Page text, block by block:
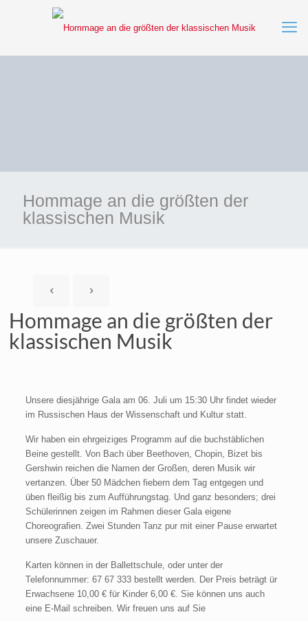
Hommage an die größten der
klassischen Musik
Hommage an die größten der
klassischen Musik
Unsere diesjährige Gala am 06. Juli um 15:30 Uhr findet wieder
im Russischen Haus der Wissenschaft und Kultur statt.
Wir haben ein ehrgeiziges Programm auf die buchstäblichen
Beine gestellt. Von Bach über Beethoven, Chopin, Bizet bis
Gershwin reichen die Namen der Großen, deren Musik wir
vertanzen. Über 50 Mädchen fiebern dem Tag entgegen und
üben fleißig bis zum Aufführungstag. Und ganz besonders; drei
Schülerinnen zeigen im Rahmen dieser Gala eigene
Choreografien. Zwei Stunden Tanz pur mit einer Pause erwartet
unsere Zuschauer.
Karten können in der Ballettschule, oder unter der
Telefonnummer: 67 67 333 bestellt werden. Der Preis beträgt ür
Erwachsene 10,00 € für Kinder 6,00 €. Sie können uns auch
eine E-Mail schreiben. Wir freuen uns auf Sie